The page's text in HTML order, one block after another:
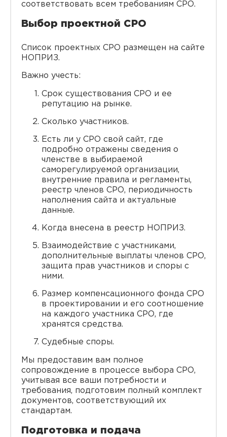
соответствовать всем требованиям СРО.
Выбор проектной СРО
Список проектных СРО размещен на сайте
НОПРИЗ.
Важно учесть:
Срок существования СРО и ее
репутацию на рынке.
Сколько участников.
Есть ли у СРО свой сайт, где
подробно отражены сведения о
членстве в выбираемой
саморегулируемой организации,
внутренние правила и регламенты,
реестр членов СРО, периодичность
наполнения сайта и актуальные
данные.
Когда внесена в реестр НОПРИЗ.
Взаимодействие с участниками,
дополнительные выплаты членов СРО,
защита прав участников и споры с
ними.
Размер компенсационного фонда СРО
в проектировании и его соотношение
на каждого участника СРО, где
хранятся средства.
Судебные споры.
Мы предоставим вам полное
сопровождение в процессе выбора СРО,
учитывая все ваши потребности и
требования, подготовим полный комплект
документов, соответствующий их
стандартам.
Подготовка и подача